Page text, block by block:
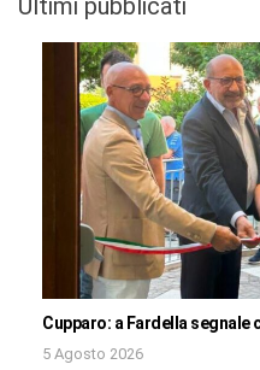
Cupparo: a Fardella
5 Agosto 2026